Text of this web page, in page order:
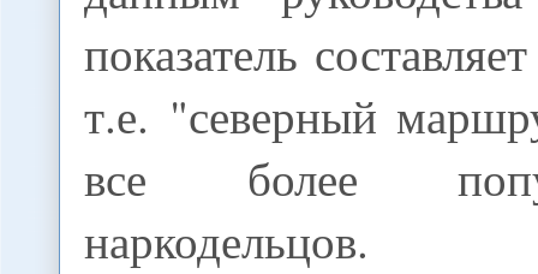
показатель
т.е. "северный
все более
наркодельцов.